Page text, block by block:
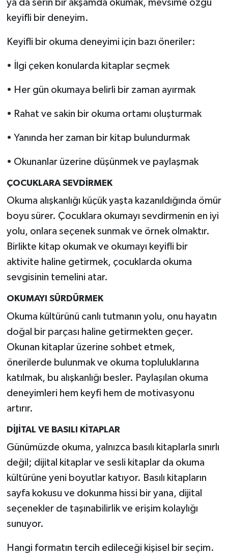
ya da serin bir akşamda okumak, mevsime özgü
keyifli bir deneyim.
Keyifli bir okuma deneyimi için bazı öneriler:
• İlgi çeken konularda kitaplar seçmek
• Her gün okumaya belirli bir zaman ayırmak
• Rahat ve sakin bir okuma ortamı oluşturmak
• Yanında her zaman bir kitap bulundurmak
• Okunanlar üzerine düşünmek ve paylaşmak
ÇOCUKLARA SEVDİRMEK
Okuma alışkanlığı küçük yaşta kazanıldığında ömür
boyu sürer. Çocuklara okumayı sevdirmenin en iyi
yolu, onlara seçenek sunmak ve örnek olmaktır.
Birlikte kitap okumak ve okumayı keyifli bir
aktivite haline getirmek, çocuklarda okuma
sevgisinin temelini atar.
OKUMAYI SÜRDÜRMEK
Okuma kültürünü canlı tutmanın yolu, onu hayatın
doğal bir parçası haline getirmekten geçer.
Okunan kitaplar üzerine sohbet etmek,
önerilerde bulunmak ve okuma topluluklarına
katılmak, bu alışkanlığı besler. Paylaşılan okuma
deneyimleri hem keyfi hem de motivasyonu
artırır.
DİJİTAL VE BASILI KİTAPLAR
Günümüzde okuma, yalnızca basılı kitaplarla sınırlı
değil; dijital kitaplar ve sesli kitaplar da okuma
kültürüne yeni boyutlar katıyor. Basılı kitapların
sayfa kokusu ve dokunma hissi bir yana, dijital
seçenekler de taşınabilirlik ve erişim kolaylığı
sunuyor.
Hangi formatın tercih edileceği kişisel bir seçim.